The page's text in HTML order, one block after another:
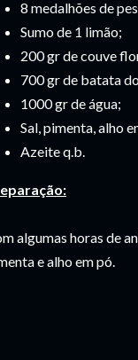
8 medalhões de
Sumo de 1 limão;
200 gr de couve
700 gr de batata
1000 gr de água;
Sal, pimenta, alho
Azeite q.b.
algumas horas de
e alho em pó.